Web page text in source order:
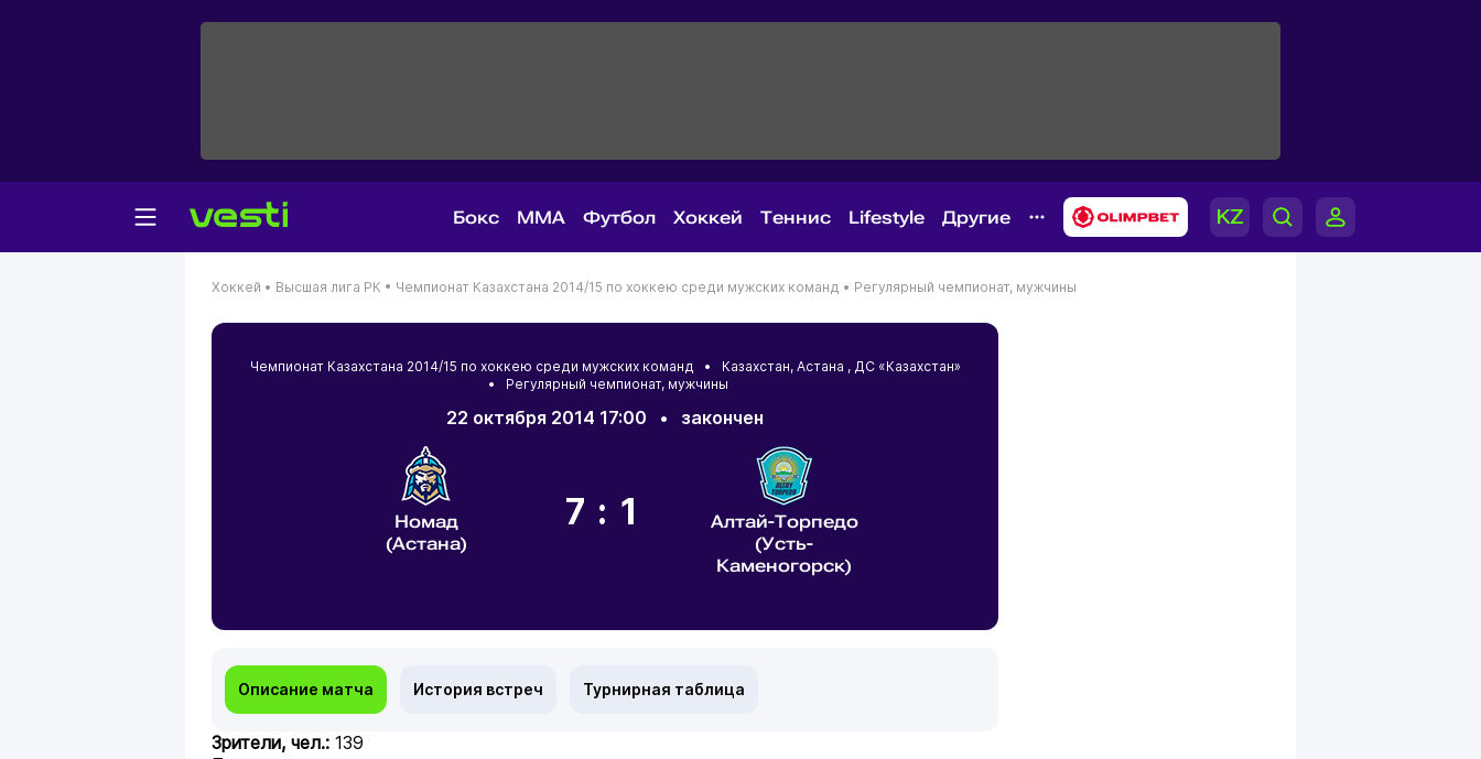
Бокс MMA Футбол Хоккей Теннис Lifestyle Другие
Хоккей • Высшая лига РК • Чемпионат Казахстана 2014/15 по хоккею среди мужских команд • Регулярный чемпионат, мужчины
Чемпионат Казахстана 2014/15 по хоккею среди мужских команд • Казахстан, Астана , ДС «Казахстан»
• Регулярный чемпионат, мужчины
22 октября 2014 17:00 • закончен
Номад
(Астана)
7:1
Алтай-Торпедо
(Усть-
Каменогорск)
Описание матча История встреч Турнирная таблица
Зрители, чел.: 139